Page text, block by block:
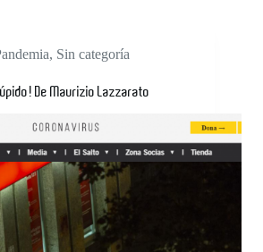
, Sin categoría
De Maurizio Lazzarato